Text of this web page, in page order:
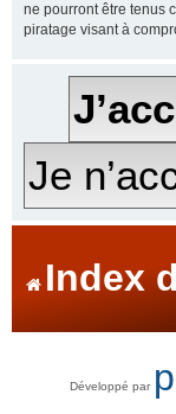
ne pourront être tenus
piratage visant à
Index
Développé par